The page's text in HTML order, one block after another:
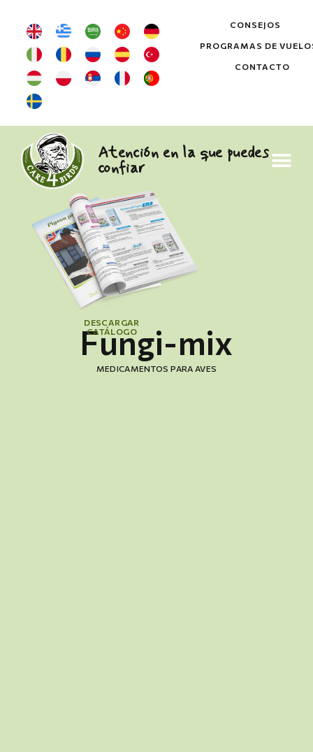
CONSEJOS
PROGRAMAS DE
CONTACTO
Atención en la que puedes
confiar
DESCARGAR
CATÁLOGO
Fungi-mix
MEDICAMENTOS PARA AVES